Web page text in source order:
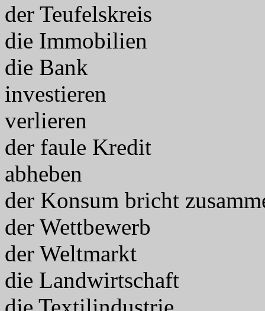
der Teufelskreis
die Immobilien
die Bank
investieren
verlieren
der faule Kredit
abheben
der Konsum bricht
der Wettbewerb
der Weltmarkt
die Landwirtschaft